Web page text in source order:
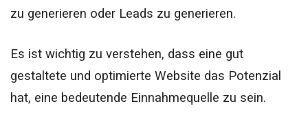
zu generieren oder Leads zu generieren.
Es ist wichtig zu verstehen, dass eine gut
gestaltete und optimierte Website das Potenzial
hat, eine bedeutende Einnahmequelle zu sein.